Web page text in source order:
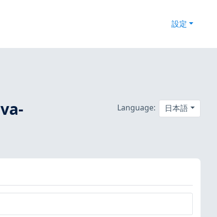
設定
Language: 日本語